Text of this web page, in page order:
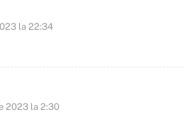
la 22:34
2023 la 2:30